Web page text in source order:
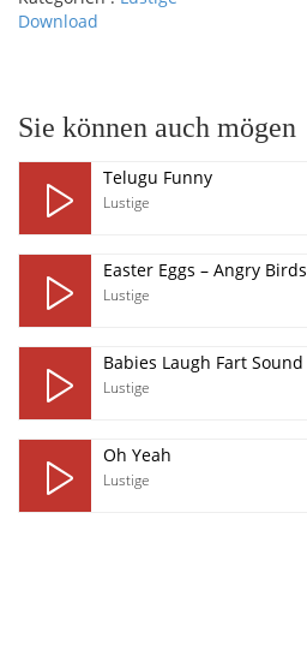
Download
Sie können auch mögen
Telugu Funny
Lustige
Easter Eggs – Angry Birds
Lustige
Babies Laugh Fart Sound
Lustige
Oh Yeah
Lustige